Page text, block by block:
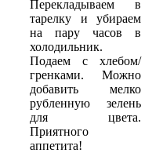
Перекладываем в
тарелку и убираем
на пару часов в
холодильник.
Подаем с хлебом/
гренками. Можно
добавить мелко
рубленную зелень
для цвета.
Приятного
аппетита!